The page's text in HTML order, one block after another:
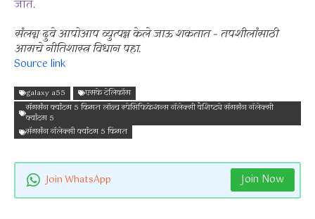
जाते.
संलग्न दुवे आपोआप व्युत्पन्न केले जाऊ शकतात – तपशीलांसाठी
आमचे नीतिशास्त्र विधान पहा.
Source link
galaxy a55
एसके टेलिकॉम
सॅमसंग क्वांटम 5 किंमत लॉन्च स्पेसिफिकेशन्स गॅलेक्सी वैशिष्ट्ये सॅमसंग गॅलेक्सी
क्वांटम 5
सॅमसंग गॅलेक्सी क्वांटम 5 किंमत
Join WhatsApp Join Now